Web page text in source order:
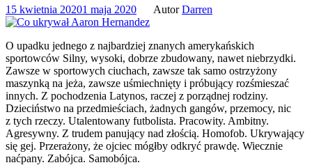
15 kwietnia 20201 maja 2020 AutorDarren
O upadku jednego z najbardziej znanych amerykańskich
sportowców Silny, wysoki, dobrze zbudowany, nawet niebrzydki.
Zawsze w sportowych ciuchach, zawsze tak samo ostrzyżony
maszynką na jeża, zawsze uśmiechnięty i próbujący rozśmieszać
innych. Z pochodzenia Latynos, raczej z porządnej rodziny.
Dzieciństwo na przedmieściach, żadnych gangów, przemocy, nic
z tych rzeczy. Utalentowany futbolista. Pracowity. Ambitny.
Agresywny. Z trudem panujący nad złością. Homofob. Ukrywający
się gej. Przerażony, że ojciec mógłby odkryć prawdę. Wiecznie
naćpany. Zabójca. Samobójca.